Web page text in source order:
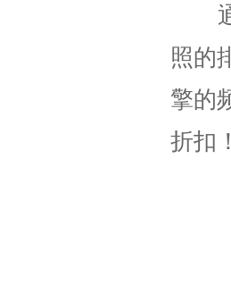
照的
擎的
折扣！